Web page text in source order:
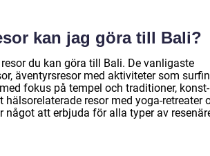
kan jag göra till Bali?
du kan göra till Bali. De vanligaste
äventyrsresor med aktiviteter som
fokus på tempel och traditioner,
hälsorelaterade resor med yoga-retreater
något att erbjuda för alla typer av